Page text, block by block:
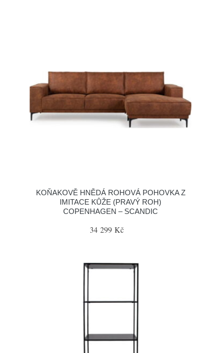
KOŇAKOVĚ HNĚDÁ ROHOVÁ POHOVKA Z
IMITACE KŮŽE (PRAVÝ ROH)
COPENHAGEN – SCANDIC
34 299 Kč